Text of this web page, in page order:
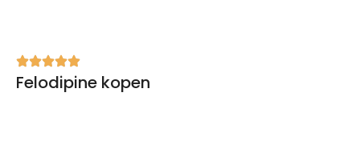
Felodipine kopen